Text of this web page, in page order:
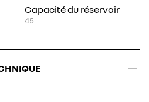
Capacité du réservoir
45